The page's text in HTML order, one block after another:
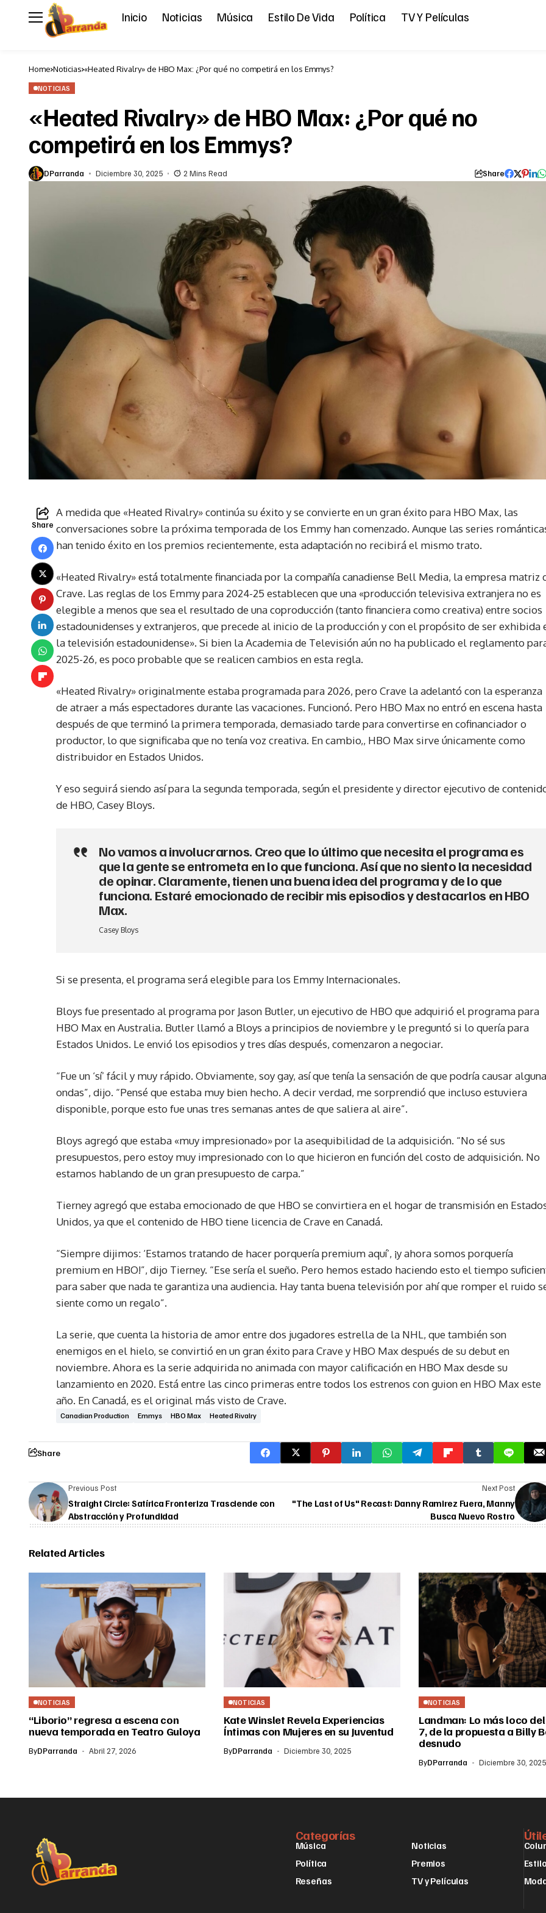
Inicio Noticias Música Estilo De Vida Política TV Y Películas
Home Noticias «Heated Rivalry» de HBO Max: ¿Por qué no competirá en los Emmys?
NOTICIAS
«Heated Rivalry» de HBO Max: ¿Por qué no
competirá en los Emmys?
DParranda Diciembre 30, 2025 2 Mins Read Share
Share
A medida que «Heated Rivalry» continúa su éxito y se convierte en un gran éxito para HBO Max, las
conversaciones sobre la próxima temporada de los Emmy han comenzado. Aunque las series
han tenido éxito en los premios recientemente, esta adaptación no recibirá el mismo trato.
«Heated Rivalry» está totalmente financiada por la compañía canadiense Bell Media, la empresa matriz
Crave. Las reglas de los Emmy para 2024-25 establecen que una «producción televisiva extranjera no es
elegible a menos que sea el resultado de una coproducción (tanto financiera como creativa) entre socios
estadounidenses y extranjeros, que precede al inicio de la producción y con el propósito de ser exhibida
la televisión estadounidense». Si bien la Academia de Televisión aún no ha publicado el reglamento
2025-26, es poco probable que se realicen cambios en esta regla.
«Heated Rivalry» originalmente estaba programada para 2026, pero Crave la adelantó con la esperanza
de atraer a más espectadores durante las vacaciones. Funcionó. Pero HBO Max no entró en escena hasta
después de que terminó la primera temporada, demasiado tarde para convertirse en cofinanciador o
productor, lo que significaba que no tenía voz creativa. En cambio,, HBO Max sirve únicamente como
distribuidor en Estados Unidos.
Y eso seguirá siendo así para la segunda temporada, según el presidente y director ejecutivo de
de HBO, Casey Bloys.
No vamos a involucrarnos. Creo que lo último que necesita el programa es
que la gente se entrometa en lo que funciona. Así que no siento la necesidad
de opinar. Claramente, tienen una buena idea del programa y de lo que
funciona. Estaré emocionado de recibir mis episodios y destacarlos en HBO
Max.
Casey Bloys
Si se presenta, el programa será elegible para los Emmy Internacionales.
Bloys fue presentado al programa por Jason Butler, un ejecutivo de HBO que adquirió el programa para
HBO Max en Australia. Butler llamó a Bloys a principios de noviembre y le preguntó si lo quería para
Estados Unidos. Le envió los episodios y tres días después, comenzaron a negociar.
“Fue un ‘sí’ fácil y muy rápido. Obviamente, soy gay, así que tenía la sensación de que podría causar
ondas”, dijo. “Pensé que estaba muy bien hecho. A decir verdad, me sorprendió que incluso estuviera
disponible, porque esto fue unas tres semanas antes de que saliera al aire”.
Bloys agregó que estaba «muy impresionado» por la asequibilidad de la adquisición. “No sé sus
presupuestos, pero estoy muy impresionado con lo que hicieron en función del costo de adquisición. No
estamos hablando de un gran presupuesto de carpa.”
Tierney agregó que estaba emocionado de que HBO se convirtiera en el hogar de transmisión en
Unidos, ya que el contenido de HBO tiene licencia de Crave en Canadá.
“Siempre dijimos: ‘Estamos tratando de hacer porquería premium aquí’, ¡y ahora somos porquería
premium en HBO!”, dijo Tierney. “Ese sería el sueño. Pero hemos estado haciendo esto el tiempo
para saber que nada te garantiza una audiencia. Hay tanta buena televisión por ahí que romper el ruido
siente como un regalo”.
La serie, que cuenta la historia de amor entre dos jugadores estrella de la NHL, que también son
enemigos en el hielo, se convirtió en un gran éxito para Crave y HBO Max después de su debut en
noviembre. Ahora es la serie adquirida no animada con mayor calificación en HBO Max desde su
lanzamiento en 2020. Está entre las cinco primeras entre todos los estrenos con guion en HBO Max este
año. En Canadá, es el original más visto de Crave.
Canadian Production Emmys HBO Max Heated Rivalry
Share
Previous Post
Straight Circle: Satírica Fronteriza Trasciende con
Abstracción y Profundidad
Next Post
"The Last of Us" Recast: Danny Ramirez Fuera, Manny
Busca Nuevo Rostro
Related Articles
NOTICIAS
“Liborio” regresa a escena con
nueva temporada en Teatro Guloya
ByDParranda Abril 27, 2026
NOTICIAS
Kate Winslet Revela Experiencias
Íntimas con Mujeres en su Juventud
ByDParranda Diciembre 30, 2025
NOTICIAS
Landman: Lo más loco
7, de la propuesta a Billy
desnudo
ByDParranda Diciembre 30, 2025
Categorías
Música
Noticias
Política
Premios
Reseñas
TV y Películas